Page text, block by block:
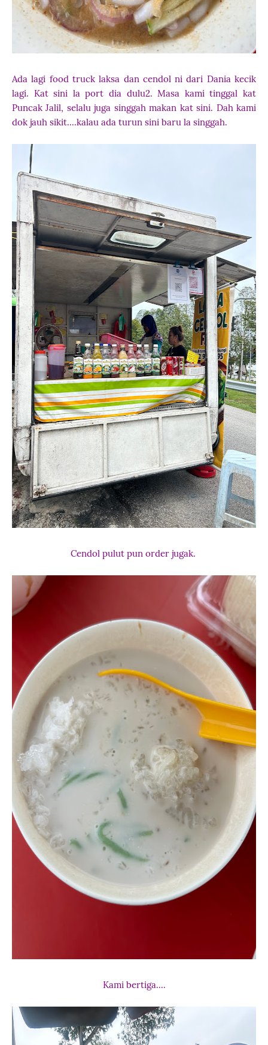
Ada lagi food truck laksa dan cendol ni dari Dania kecik
lagi. Kat sini la port dia dulu2. Masa kami tinggal kat
Puncak Jalil, selalu juga singgah makan kat sini. Dah kami
dok jauh sikit....kalau ada turun sini baru la singgah.
Cendol pulut pun order jugak.
Kami bertiga....